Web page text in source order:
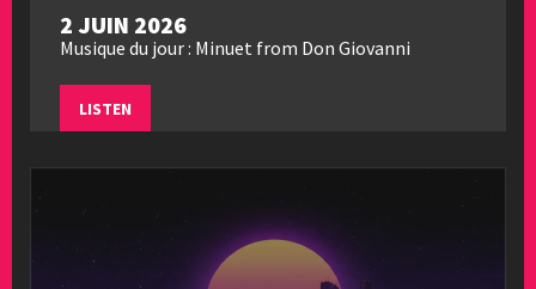
2 JUIN 2026
Musique du jour : Minuet from Don Giovanni
LISTEN